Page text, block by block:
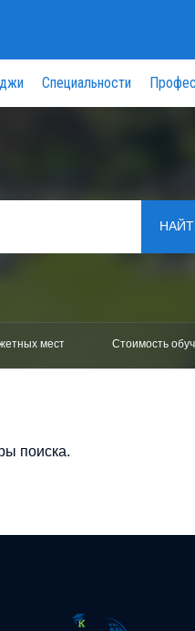
Специальности
мест Стоимость
поиска.